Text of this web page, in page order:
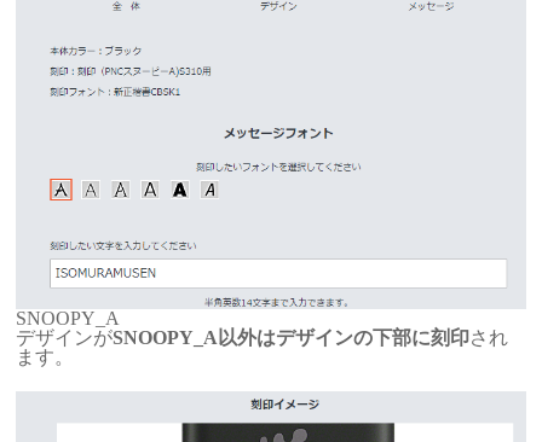
SNOOPY_A
デザインがSNOOPY_A以外はデザインの下部に刻印され
ます。